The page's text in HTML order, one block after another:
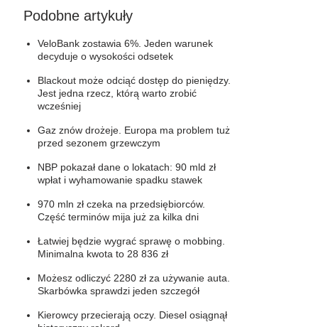
Podobne artykuły
VeloBank zostawia 6%. Jeden warunek
decyduje o wysokości odsetek
Blackout może odciąć dostęp do pieniędzy.
Jest jedna rzecz, którą warto zrobić
wcześniej
Gaz znów drożeje. Europa ma problem tuż
przed sezonem grzewczym
NBP pokazał dane o lokatach: 90 mld zł
wpłat i wyhamowanie spadku stawek
970 mln zł czeka na przedsiębiorców.
Część terminów mija już za kilka dni
Łatwiej będzie wygrać sprawę o mobbing.
Minimalna kwota to 28 836 zł
Możesz odliczyć 2280 zł za używanie auta.
Skarbówka sprawdzi jeden szczegół
Kierowcy przecierają oczy. Diesel osiągnął